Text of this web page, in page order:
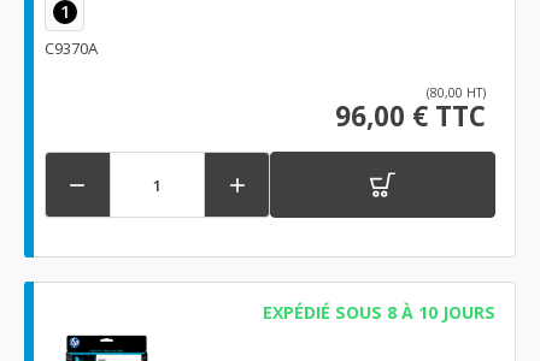
1
C9370A
(80,00 HT)
96,00 € TTC
 
EXPÉDIÉ SOUS 8 À 10 JOURS